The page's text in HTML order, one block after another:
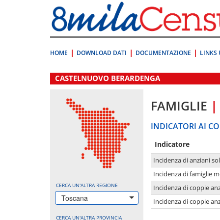
direttamente
a:
Contenuto
HOME DOWNLOAD DATI DOCUMENTAZIONE LINKS
.
CASTELNUOVO BERARDENGA
CERCA UN'ALTRA REGIONE
Toscana
CERCA UN'ALTRA PROVINCIA
FAMIGLIE |
INDICATORI AI
Indicatore
Incidenza di anziani
Incidenza di famiglie
Incidenza di coppie
Incidenza di coppie